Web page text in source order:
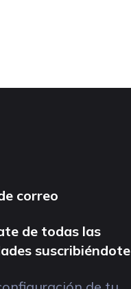
correo
de todas las
suscribiéndote